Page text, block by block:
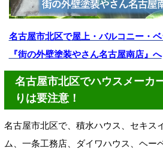
名古屋市北区で屋上・バルコニー・
『街の外壁塗装やさん名古屋南店』へ
名古屋市北区でハウスメーカ
りは要注意！
名古屋市北区で、積水ハウス、セキス
ム、一条工務店、ダイワハウス、ヘー